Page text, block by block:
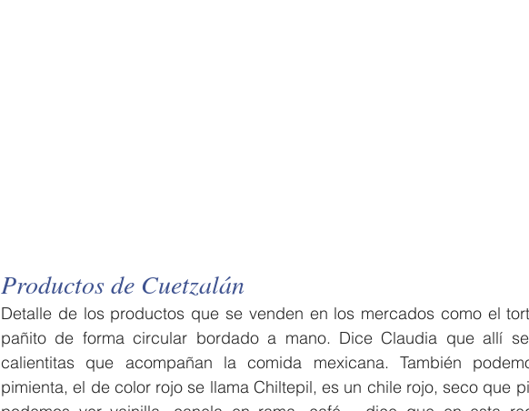
Productos de Cuetzalán
Detalle de los productos que se venden en los mercados como el
pañito de forma circular bordado a mano. Dice Claudia que allí
calientitas que acompañan la comida mexicana. También
pimienta, el de color rojo se llama Chiltepil, es un chile rojo, seco que